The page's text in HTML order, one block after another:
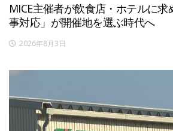
MICE主催者が飲食店・ホテルに
事対応」が開催地を選ぶ時代へ
2026年8月3日